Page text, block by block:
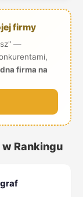
firmy
—
firma na
Rankingu